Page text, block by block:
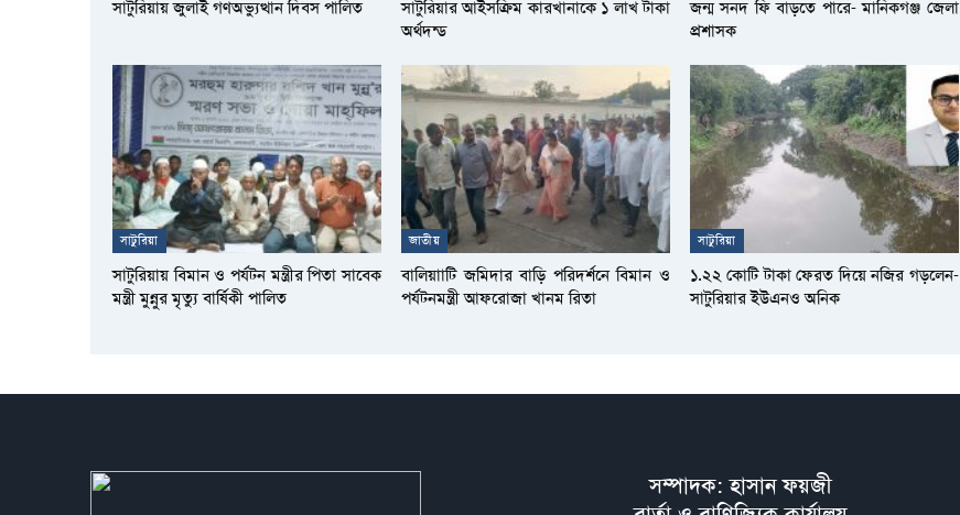
সাটুরিয়ায় জুলাই গণঅভ্যুত্থান দিবস পালিত
সাটুরিয়ার আইসক্রিম কারখানাকে ১ লাখ টাকা
অর্থদন্ড
জন্ম সনদ ফি বাড়তে পারে- মানিকগঞ্জ জেলা
প্রশাসক
সাটুরিয়া
সাটুরিয়ায় বিমান ও পর্যটন মন্ত্রীর পিতা সাবেক
মন্ত্রী মুন্নুর মৃত্যু বার্ষিকী পালিত
জাতীয়
বালিয়াাটি জমিদার বাড়ি পরিদর্শনে বিমান ও
পর্যটনমন্ত্রী আফরোজা খানম রিতা
সাটুরিয়া
১.২২ কোটি টাকা ফেরত দিয়ে নজির গড়লেন-
সাটুরিয়ার ইউএনও অনিক
সম্পাদক: হাসান ফয়জী